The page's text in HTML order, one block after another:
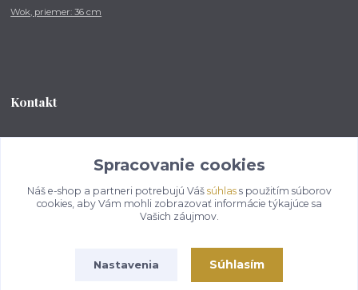
Wok, priemer: 36 cm
Kontakt
od 8:00 - do 16:00 hod
info@kotlikovesupravy.sk
Spracovanie cookies
Náš e-shop a partneri potrebujú Váš súhlass použitím súborov
cookies, aby Vám mohli zobrazovať informácie týkajúce sa
Vašich záujmov.
Nastavenia Súhlasím